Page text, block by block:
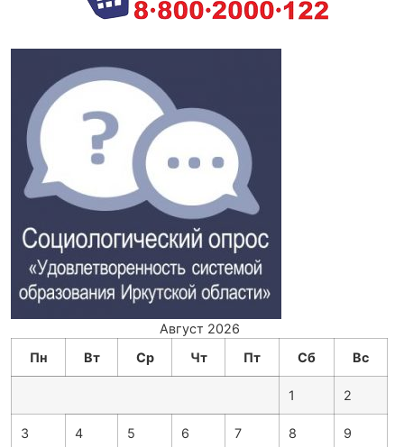
Август 2026
Пн
Вт Ср Чт Пт Сб Вс
1 2
3 4 5 6 7 8 9